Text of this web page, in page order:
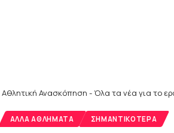
Αθλητική Ανασκόπηση - Όλα τα νέα για το
ΆΛΛΑ ΑΘΛΉΜΑΤΑ ΣΗΜΑΝΤΙΚΌΤΕΡΑ